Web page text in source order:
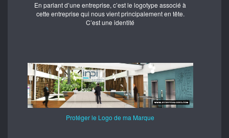
En parlant d’une entreprise, c’est le logotype associé à
cette entreprise qui nous vient principalement en tête.
C’est une identité
Protéger le Logo de ma Marque